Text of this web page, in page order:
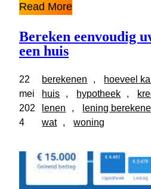
Read More
Bereken eenvoudig
een huis
22
mei
202
4
berekenen , hoeveel
huis
, hypotheek ,
lenen
, lening
wat
, woning